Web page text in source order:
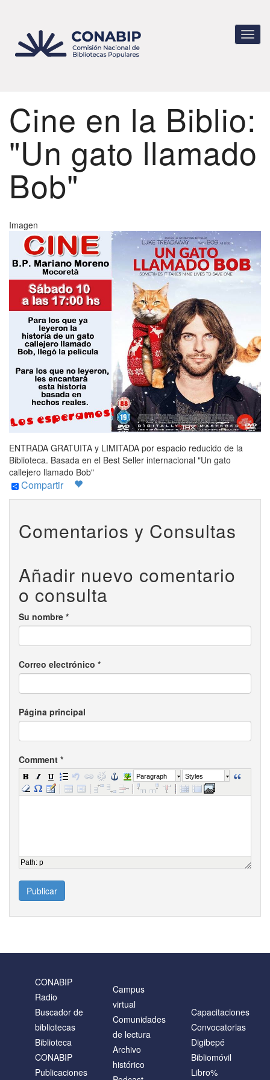
contenido
principal
Cine en la Biblio:
"Un gato llamado
Bob"
Imagen
ENTRADA GRATUITA y LIMITADA por espacio reducido de la
Biblioteca. Basada en el Best Seller internacional "Un gato
callejero llamado Bob"
Compartir
Comentarios y Consultas
Añadir nuevo comentario
o consulta
Su nombre *
Correo electrónico *
Página principal
Comment *
Paragraph Styles
Path: p
Publicar
CONABIP
Radio
Buscador de
bibliotecas
Biblioteca
CONABIP
Publicaciones
Campus
virtual
Comunidades
de lectura
Archivo
histórico
Capacitaciones
Convocatorias
Digibepé
Bibliomóvil
Libro%